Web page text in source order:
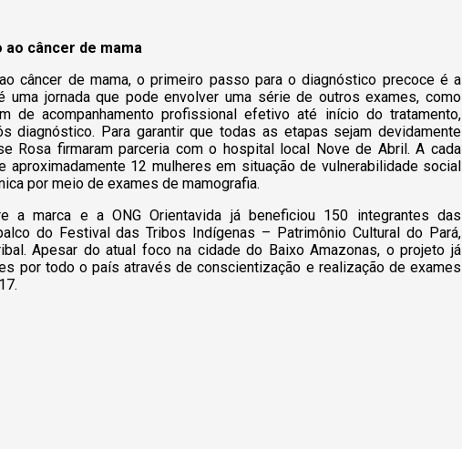
câncer de mama
câncer de mama, o primeiro passo para o diagnóstico precoce é a
uma jornada que pode envolver uma série de outros exames, como
de acompanhamento profissional efetivo até início do tratamento,
diagnóstico. Para garantir que todas as etapas sejam devidamente
Rosa firmaram parceria com o hospital local Nove de Abril. A cada
aproximadamente 12 mulheres em situação de vulnerabilidade social
por meio de exames de mamografia.
a marca e a ONG Orientavida já beneficiou 150 integrantes das
do Festival das Tribos Indígenas – Patrimônio Cultural do Pará,
Apesar do atual foco na cidade do Baixo Amazonas, o projeto já
por todo o país através de conscientização e realização de exames